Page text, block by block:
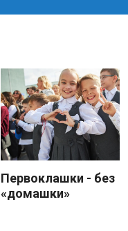
Первоклашки - без
«домашки»